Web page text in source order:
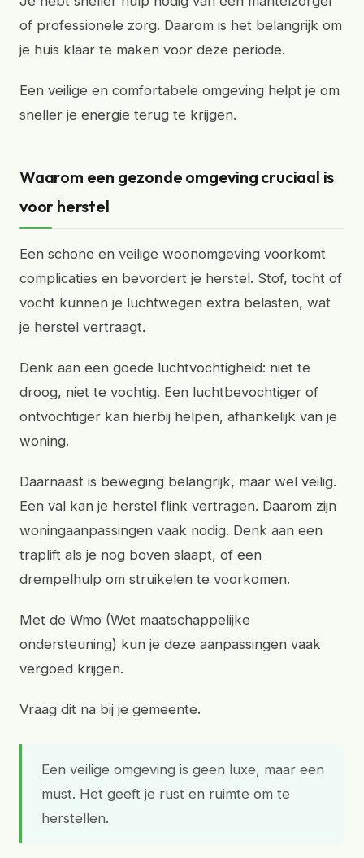
of professionele zorg. Daarom is het belangrijk om
je huis klaar te maken voor deze periode.
Een veilige en comfortabele omgeving helpt je om
sneller je energie terug te krijgen.
Waarom een gezonde omgeving cruciaal is
voor herstel
Een schone en veilige woonomgeving voorkomt
complicaties en bevordert je herstel. Stof, tocht of
vocht kunnen je luchtwegen extra belasten, wat
je herstel vertraagt.
Denk aan een goede luchtvochtigheid: niet te
droog, niet te vochtig. Een luchtbevochtiger of
ontvochtiger kan hierbij helpen, afhankelijk van je
woning.
Daarnaast is beweging belangrijk, maar wel veilig.
Een val kan je herstel flink vertragen. Daarom zijn
woningaanpassingen vaak nodig. Denk aan een
traplift als je nog boven slaapt, of een
drempelhulp om struikelen te voorkomen.
Met de Wmo (Wet maatschappelijke
ondersteuning) kun je deze aanpassingen vaak
vergoed krijgen.
Vraag dit na bij je gemeente.
Een veilige omgeving is geen luxe, maar een
must. Het geeft je rust en ruimte om te
herstellen.